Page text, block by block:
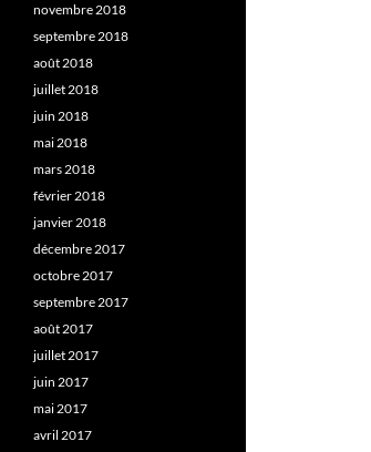
novembre 2018
septembre 2018
août 2018
juillet 2018
juin 2018
mai 2018
mars 2018
février 2018
janvier 2018
décembre 2017
octobre 2017
septembre 2017
août 2017
juillet 2017
juin 2017
mai 2017
avril 2017